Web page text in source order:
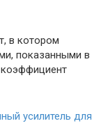
в котором
показанными в
усилитель для